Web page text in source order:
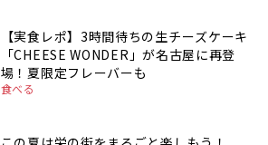
【実食レポ】3時間待ちの生チーズケーキ
「CHEESE WONDER」が名古屋に再登
場！夏限定フレーバーも
食べる